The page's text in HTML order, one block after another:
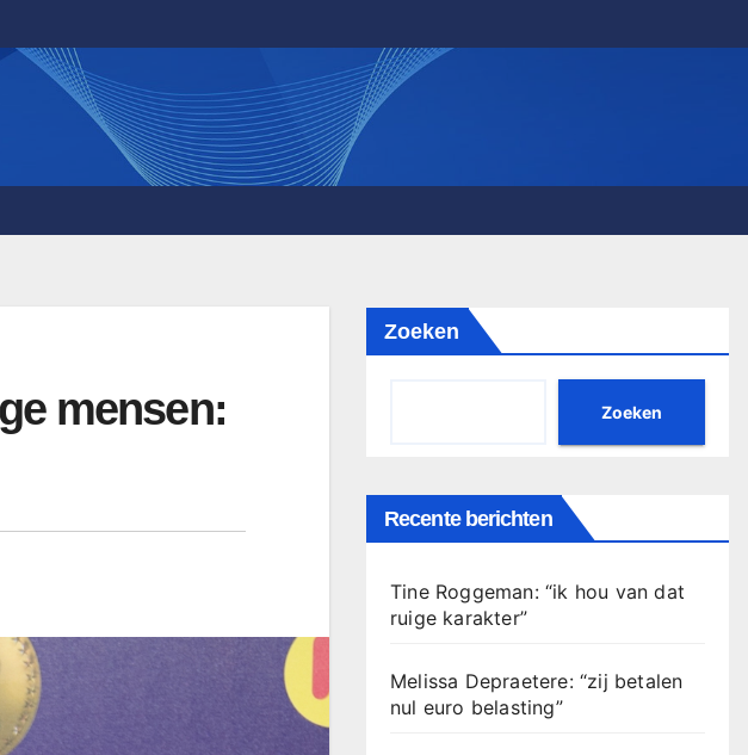
mensen:
Zoeken
Zoeken
Recente berichten
Tine Roggeman: “ik hou van dat
ruige karakter”
Melissa Depraetere: “zij betalen
nul euro belasting”